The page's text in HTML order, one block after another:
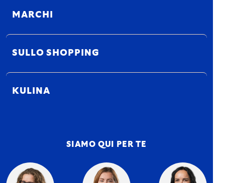
MARCHI
SULLO SHOPPING
KULINA
SIAMO QUI PER TE